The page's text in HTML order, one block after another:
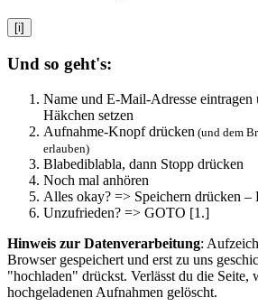
[i]
Und so geht's:
Name und E-Mail-Adresse eintragen
Häkchen setzen
Aufnahme-Knopf drücken (und dem
erlauben)
Blabediblabla, dann Stopp drücken
Noch mal anhören
Alles okay? => Speichern drücken –
Unzufrieden? => GOTO [1.]
Hinweis zur Datenverarbeitung:
Browser gespeichert und erst zu uns
"hochladen" drückst. Verlässt du die Seite,
hochgeladenen Aufnahmen gelöscht.